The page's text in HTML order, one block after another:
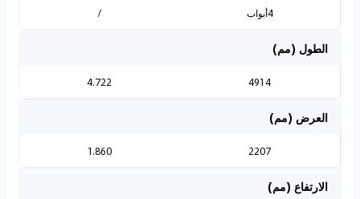
4أبواب /
الطول (مم)
4914
4.722
العرض (مم)
2207
1.860
الارتفاع (مم)